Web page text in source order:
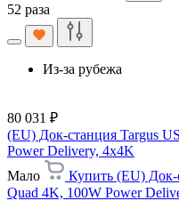
52 раза
Из-за рубежа
80 031 ₽
(EU) Док-станция Targus
Power Delivery, 4x4K
Мало
Купить (EU) Док-
Quad 4K, 100W Power